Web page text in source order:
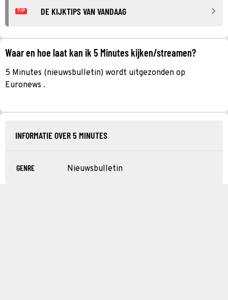
TIP DE KIJKTIPS VAN VANDAAG
Waar en hoe laat kan ik 5 Minutes kijken/streamen?
5 Minutes (nieuwsbulletin) wordt uitgezonden op
Euronews .
INFORMATIE OVER 5 MINUTES
GENRE Nieuwsbulletin